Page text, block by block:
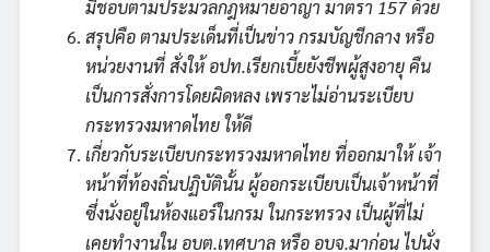
มิชอบตามประมวลกฎหมายอาญา มาตรา 157 ด้วย
สรุปคือ ตามประเด็นที่เป็นข่าว กรมบัญชีกลาง หรือ
หน่วยงานที่ สั่งให้ อปท.เรียกเบี้ยยังชีพผู้สูงอายุ คืน
เป็นการสั่งการโดยผิดหลง เพราะไม่อ่านระเบียบ
กระทรวงมหาดไทย ให้ดี
เกี่ยวกับระเบียบกระทรวงมหาดไทย ที่ออกมาให้ เจ้า
หน้าที่ท้องถิ่นปฏิบัตินั้น ผู้ออกระเบียบเป็นเจ้าหน้าที่
ซึ่งนั่งอยู่ในห้องแอร์ในกรม ในกระทรวง เป็นผู้ที่ไม่
เคยทำงานใน อบต.เทศบาล หรือ อบจ.มาก่อน ไปนั่ง